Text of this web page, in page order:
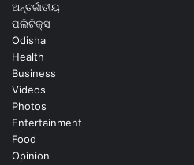
ଅନ୍ତର୍ଜାତୀୟ
ପଲିଟିକ୍ସ
Odisha
Health
Business
Videos
Photos
Entertainment
Food
Opinion